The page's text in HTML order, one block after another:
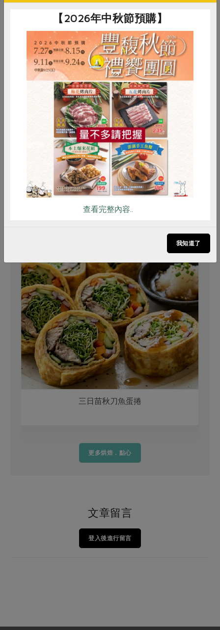
有機玄米酢
600毫升
全素 常溫
秋刀魚-320g/4尾
320公克/4尾
葷 冷凍
$130
你可能有興趣的食譜
三日苗秋刀魚蛋捲
更多烘焙．點心
文章留言
登入後進行留言
RPET 食譜 減硝酸鹽
雞蛋 食安 共同購買
【2026年中秋節預購】
查看完整內容..
我知道了